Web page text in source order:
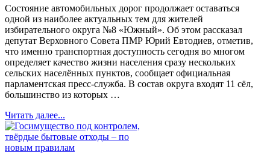
Состояние автомобильных дорог продолжает оставаться
одной из наиболее актуальных тем для жителей
избирательного округа №8 «Южный». Об этом рассказал
депутат Верховного Совета ПМР Юрий Евтодиев, отметив,
что именно транспортная доступность сегодня во многом
определяет качество жизни населения сразу нескольких
сельских населённых пунктов, сообщает официальная
парламентская пресс-служба. В состав округа входят 11 сёл,
большинство из которых …
Читать далее...